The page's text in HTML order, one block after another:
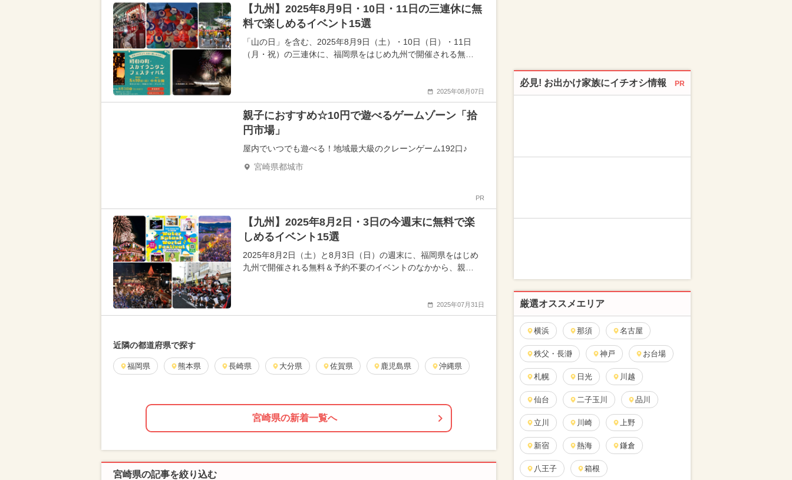
【九州】2025年8月9日・10日・11日の三連休に無
料で楽しめるイベント15選
「山の日」を含む、2025年8月9日（土）・10日（日）・11日
（月・祝）の三連休に、福岡県をはじめ九州で開催される無…
2025年08月07日
親子におすすめ☆10円で遊べるゲームゾーン「拾
円市場」
屋内でいつでも遊べる！地域最大級のクレーンゲーム192口♪
宮崎県都城市
PR
【九州】2025年8月2日・3日の今週末に無料で楽
しめるイベント15選
2025年8月2日（土）と8月3日（日）の週末に、福岡県をはじめ
九州で開催される無料＆予約不要のイベントのなかから、親…
2025年07月31日
近隣の都道府県で探す
福岡県 熊本県 長崎県 大分県 佐賀県 鹿児島県 沖縄県
宮崎県の新着一覧へ
宮崎県の記事を絞り込む
必見! お出かけ家族にイチオシ情報 PR
厳選オススメエリア
横浜 那須 名古屋
秩父・長瀞 神戸 お台場
札幌 日光 川越
仙台 二子玉川 品川
立川 川崎 上野
新宿 熱海 鎌倉
八王子 箱根